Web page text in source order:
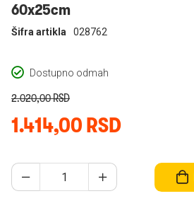
60x25cm
Dostupno odmah
Šifra artikla 028762
1.414,00 RSD
2.020,00 RSD